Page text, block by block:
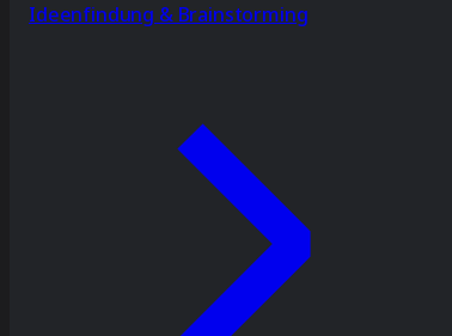
Ideenfindung & Brainstorming